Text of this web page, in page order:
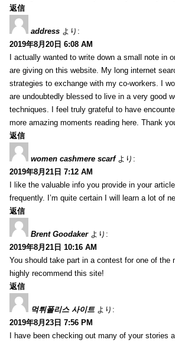
返信
address より:
2019年8月20日 6:08 AM
I actually wanted to write down a small note in
are giving on this website. My long internet
strategies to exchange with my co-workers. I
are undoubtedly blessed to live in a very good
techniques. I feel truly grateful to have
more amazing moments reading here. Thank
返信
women cashmere scarf より:
2019年8月21日 7:12 AM
I like the valuable info you provide in your
frequently. I’m quite certain I will learn a lot of
返信
Brent Goodaker より:
2019年8月21日 10:16 AM
You should take part in a contest for one of
highly recommend this site!
返信
먹튀폴리스 사이트 より:
2019年8月23日 7:56 PM
I have been checking out many of your stories